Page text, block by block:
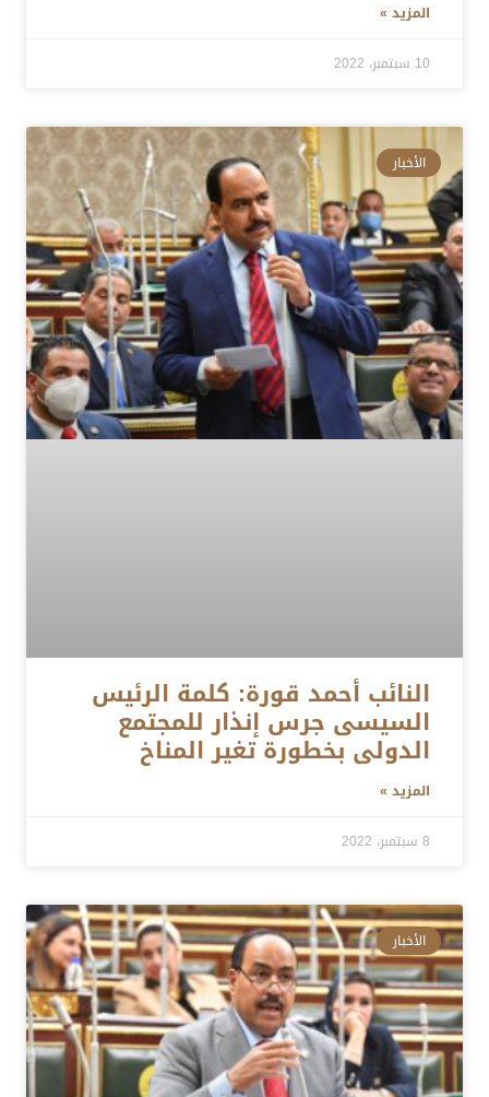
المزيد »
10 سبتمبر، 2022
الأخبار
النائب أحمد قورة: كلمة الرئيس
السيسى جرس إنذار للمجتمع
الدولى بخطورة تغير المناخ
المزيد »
8 سبتمبر، 2022
الأخبار